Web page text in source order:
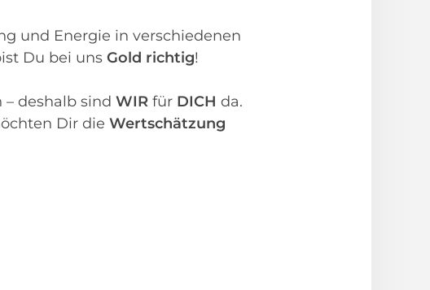
und Energie in verschiedenen
Du bei uns Gold richtig!
deshalb sind WIR für DICH da.
Dir die Wertschätzung